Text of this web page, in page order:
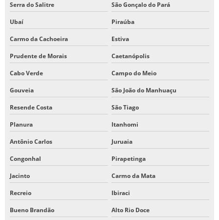
Serra do Salitre São Gonçalo do Pará
Ubaí Piraúba
Carmo da Cachoeira Estiva
Prudente de Morais Caetanópolis
Cabo Verde Campo do Meio
Gouveia São João do Manhuaçu
Resende Costa São Tiago
Planura Itanhomi
Antônio Carlos Juruaia
Congonhal Pirapetinga
Jacinto Carmo da Mata
Recreio Ibiraci
Bueno Brandão Alto Rio Doce